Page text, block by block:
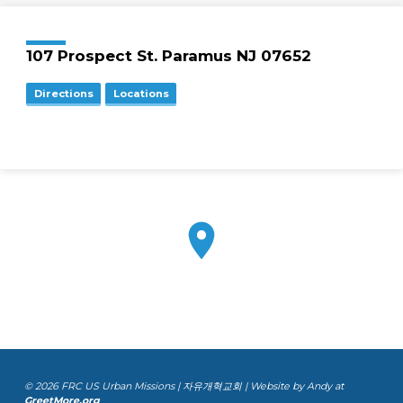
107 Prospect St. Paramus NJ 07652
Directions Locations
© 2026 FRC US Urban Missions | 자유개혁교회 | Website by Andy at
GreetMore.org